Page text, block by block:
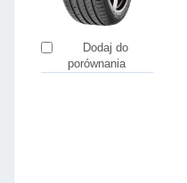
Dodaj do
porównania